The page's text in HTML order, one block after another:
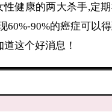
健康的两大杀手,定
90%的癌症可以得
这个好消息！